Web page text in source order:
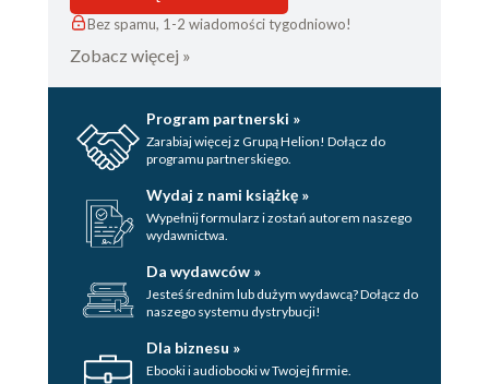
Bez spamu, 1-2 wiadomości tygodniowo!
Zobacz więcej »
Program partnerski »
Zarabiaj więcej z Grupą Helion! Dołącz do
programu partnerskiego.
Wydaj z nami książkę »
Wypełnij formularz i zostań autorem naszego
wydawnictwa.
Da wydawców »
Jesteś średnim lub dużym wydawcą? Dołącz do
naszego systemu dystrybucji!
Dla biznesu »
Ebooki i audiobooki w Twojej firmie.